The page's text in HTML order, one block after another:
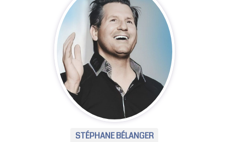
STÉPHANE BÉLANGER